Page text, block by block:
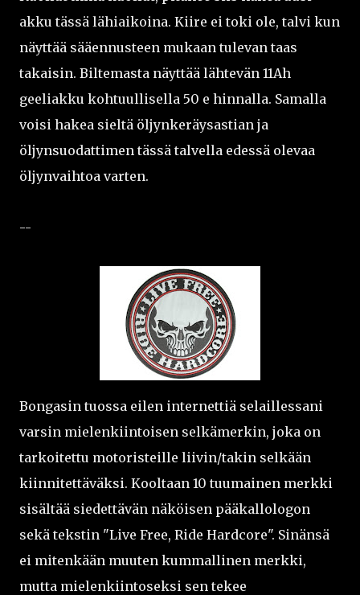
akku tässä lähiaikoina. Kiire ei toki ole, talvi kun
näyttää sääennusteen mukaan tulevan taas
takaisin. Biltemasta näyttää lähtevän 11Ah
geeliakku kohtuullisella 50 e hinnalla. Samalla
voisi hakea sieltä öljynkeräysastian ja
öljynsuodattimen tässä talvella edessä olevaa
öljynvaihtoa varten.
--
Bongasin tuossa eilen internettiä selaillessani
varsin mielenkiintoisen selkämerkin, joka on
tarkoitettu motoristeille liivin/takin selkään
kiinnitettäväksi. Kooltaan 10 tuumainen merkki
sisältää siedettävän näköisen pääkallologon
sekä tekstin "Live Free, Ride Hardcore". Sinänsä
ei mitenkään muuten kummallinen merkki,
mutta mielenkiintoseksi sen tekee